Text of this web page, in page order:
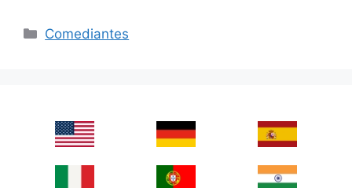
Categories
Comediantes